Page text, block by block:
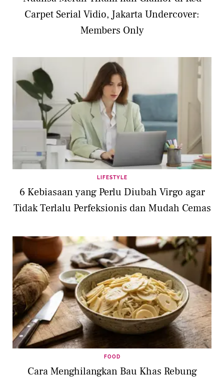
Carpet Serial Vidio, Jakarta Undercover:
Members Only
LIFESTYLE
6 Kebiasaan yang Perlu Diubah Virgo agar
Tidak Terlalu Perfeksionis dan Mudah Cemas
FOOD
Cara Menghilangkan Bau Khas Rebung